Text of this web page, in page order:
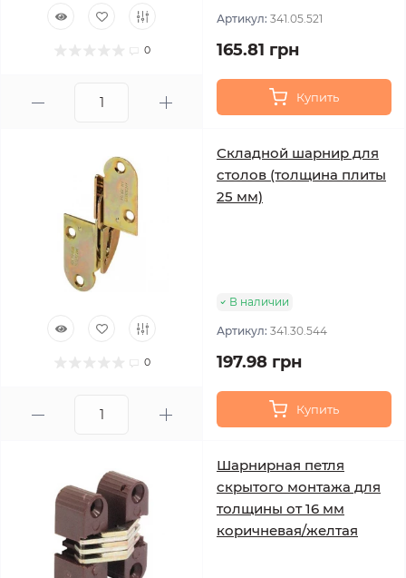
0
Артикул: 341.05.521
165.81 грн
Купить
0
Складной шарнир для
столов (толщина плиты
25 мм)
В наличии
Артикул: 341.30.544
197.98 грн
Купить
Шарнирная петля
скрытого монтажа для
толщины от 16 мм
коричневая/желтая